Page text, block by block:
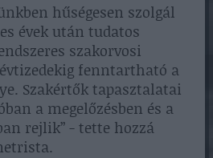
hűségesen szolgál
évek után tudatos
szakorvosi
fenntartható a
Szakértők tapasztalatai
a megelőzésben és a
rejlik” - tette hozzá